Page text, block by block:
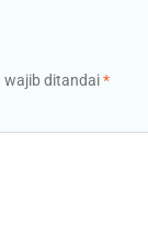
wajib ditandai*